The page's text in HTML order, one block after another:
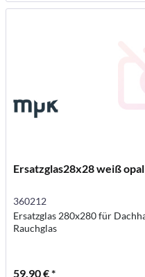
Ersatzglas28x28 weiß opal
360212
Ersatzglas 280x280 für
Rauchglas
59,90 € *